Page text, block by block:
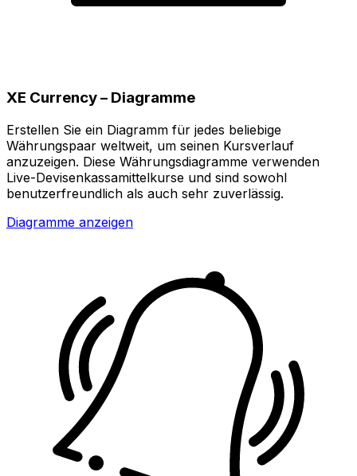
XE Currency – Diagramme
Erstellen Sie ein Diagramm für jedes beliebige
Währungspaar weltweit, um seinen Kursverlauf
anzuzeigen. Diese Währungsdiagramme verwenden
Live-Devisenkassamittelkurse und sind sowohl
benutzerfreundlich als auch sehr zuverlässig.
Diagramme anzeigen